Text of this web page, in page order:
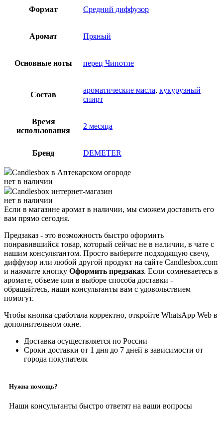
Формат Средний диффузор
Аромат Пряный
Основные ноты перец Чипотле
Состав
ароматические масла, кукурузный
спирт
Время
использования
2 месяца
Бренд DEMETER
Candlesbox в Аптекарском огороде
нет в наличии
Candlesbox интернет-магазин
нет в наличии
Если в магазине аромат в наличии, мы сможем доставить его
вам прямо сегодня.
Предзаказ - это возможность быстро оформить
понравившийся товар, который сейчас не в наличии, в чате с
нашим консультантом. Просто выберите подходящую свечу,
диффузор или любой другой продукт на сайте Candlesbox.com
и нажмите кнопку Оформить предзаказ. Если сомневаетесь в
аромате, объеме или в выборе способа доставки -
обращайтесь, наши консультанты вам с удовольствием
помогут.
Чтобы кнопка сработала корректно, откройте WhatsApp Web в
дополнительном окне.
Доставка осуществляется по России
Сроки доставки от 1 дня до 7 дней в зависимости от
города покупателя
Нужна помощь?
Наши консультанты быстро ответят на ваши вопросы